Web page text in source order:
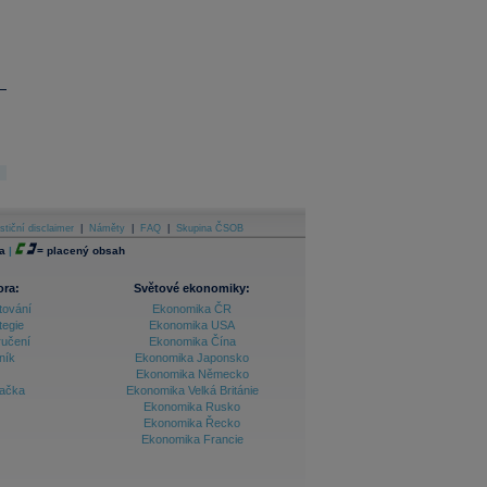
disclaimer Náměty FAQ Skupina ČSOB
| = placený obsah
Světové ekonomiky:
Ekonomika ČR
Ekonomika USA
Ekonomika Čína
Ekonomika Japonsko
Ekonomika Německo
Ekonomika Velká Británie
Ekonomika Rusko
Ekonomika Řecko
Ekonomika Francie